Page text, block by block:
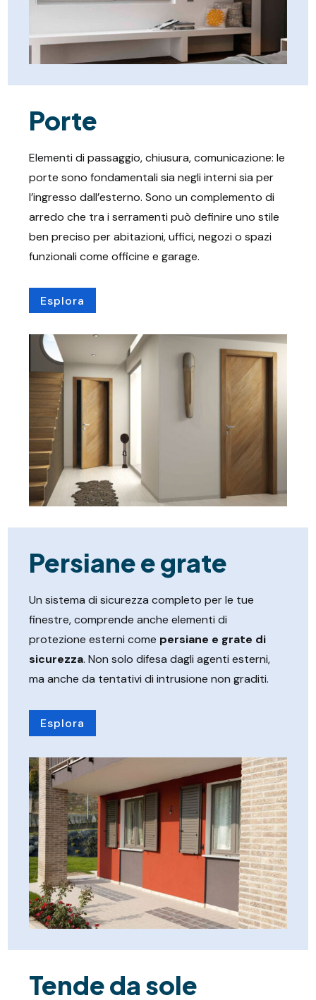
Porte
Elementi di passaggio, chiusura, comunicazione: le
porte sono fondamentali sia negli interni sia per
l’ingresso dall’esterno. Sono un complemento di
arredo che tra i serramenti può definire uno stile
ben preciso per abitazioni, uffici, negozi o spazi
funzionali come officine e garage.
Esplora
Persiane e grate
Un sistema di sicurezza completo per le tue
finestre, comprende anche elementi di
protezione esterni come persiane e grate di
sicurezza. Non solo difesa dagli agenti esterni,
ma anche da tentativi di intrusione non graditi.
Esplora
Tende da sole